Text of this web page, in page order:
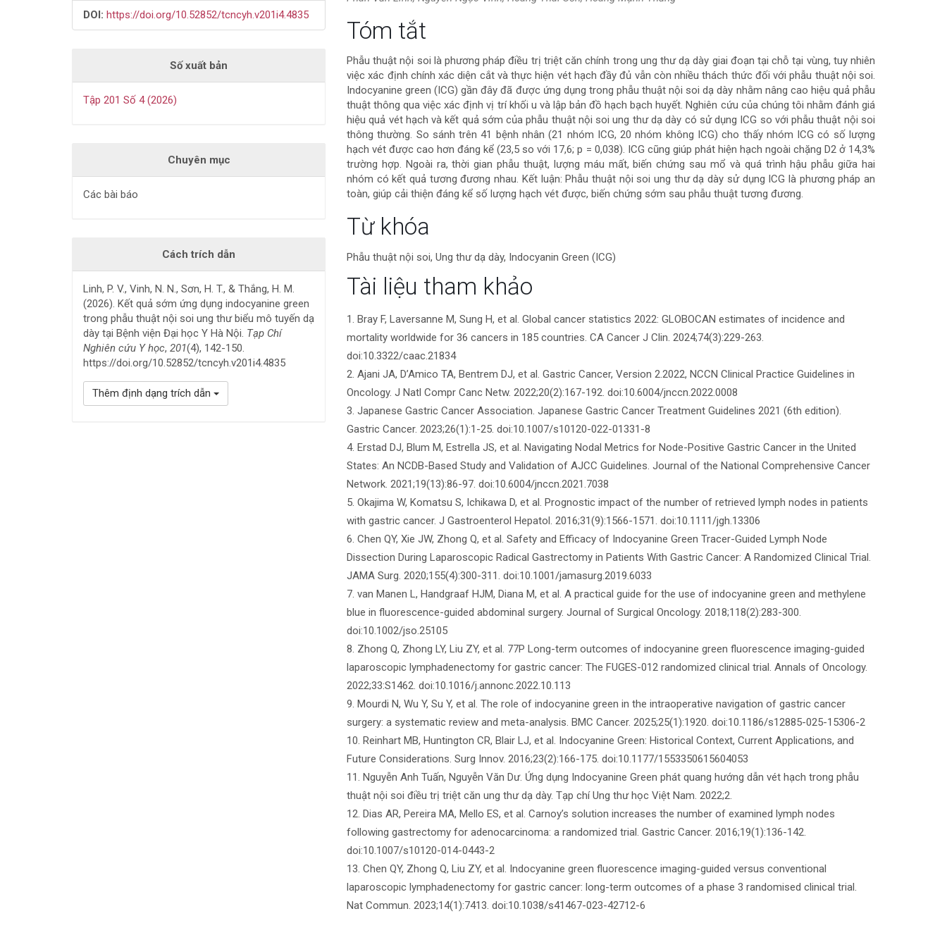
DOI: https://doi.org/10.52852/tcncyh.v201i4.4835
Số xuất bản
Tập 201 Số 4 (2026)
Chuyên mục
Các bài báo
Cách trích dẫn
Linh, P. V., Vinh, N. N., Sơn, H. T., & Thắng, H. M.
(2026). Kết quả sớm ứng dụng indocyanine green
trong phẫu thuật nội soi ung thư biểu mô tuyến dạ
dày tại Bệnh viện Đại học Y Hà Nội. Tạp Chí
Nghiên cứu Y học, 201(4), 142-150.
https://doi.org/10.52852/tcncyh.v201i4.4835
Thêm định dạng trích dẫn
Nội
dung
chính
của
bài
viết
Tóm tắt
Phẫu thuật nội soi là phương pháp điều trị triệt căn chính trong ung thư dạ dày giai đoạn tại chỗ tại vùng, tuy nhiên
việc xác định chính xác diện cắt và thực hiện vét hạch đầy đủ vẫn còn nhiều thách thức đối với phẫu thuật nội soi.
Indocyanine green (ICG) gần đây đã được ứng dụng trong phẫu thuật nội soi dạ dày nhằm nâng cao hiệu quả phẫu
thuật thông qua việc xác định vị trí khối u và lập bản đồ hạch bạch huyết. Nghiên cứu của chúng tôi nhằm đánh giá
hiệu quả vét hạch và kết quả sớm của phẫu thuật nội soi ung thư dạ dày có sử dụng ICG so với phẫu thuật nội soi
thông thường. So sánh trên 41 bệnh nhân (21 nhóm ICG, 20 nhóm không ICG) cho thấy nhóm ICG có số lượng
hạch vét được cao hơn đáng kể (23,5 so với 17,6; p = 0,038). ICG cũng giúp phát hiện hạch ngoài chặng D2 ở 14,3%
trường hợp. Ngoài ra, thời gian phẫu thuật, lượng máu mất, biến chứng sau mổ và quá trình hậu phẫu giữa hai
nhóm có kết quả tương đương nhau. Kết luận: Phẫu thuật nội soi ung thư dạ dày sử dụng ICG là phương pháp an
toàn, giúp cải thiện đáng kể số lượng hạch vét được, biến chứng sớm sau phẫu thuật tương đương.
Chi
tiết
bài
viết
Từ khóa
Phẫu thuật nội soi, Ung thư dạ dày, Indocyanin Green (ICG)
Tài liệu tham khảo
1. Bray F, Laversanne M, Sung H, et al. Global cancer statistics 2022: GLOBOCAN estimates of incidence and
mortality worldwide for 36 cancers in 185 countries. CA Cancer J Clin. 2024;74(3):229-263.
doi:10.3322/caac.21834
2. Ajani JA, D’Amico TA, Bentrem DJ, et al. Gastric Cancer, Version 2.2022, NCCN Clinical Practice Guidelines in
Oncology. J Natl Compr Canc Netw. 2022;20(2):167-192. doi:10.6004/jnccn.2022.0008
3. Japanese Gastric Cancer Association. Japanese Gastric Cancer Treatment Guidelines 2021 (6th edition).
Gastric Cancer. 2023;26(1):1-25. doi:10.1007/s10120-022-01331-8
4. Erstad DJ, Blum M, Estrella JS, et al. Navigating Nodal Metrics for Node-Positive Gastric Cancer in the United
States: An NCDB-Based Study and Validation of AJCC Guidelines. Journal of the National Comprehensive Cancer
Network. 2021;19(13):86-97. doi:10.6004/jnccn.2021.7038
5. Okajima W, Komatsu S, Ichikawa D, et al. Prognostic impact of the number of retrieved lymph nodes in patients
with gastric cancer. J Gastroenterol Hepatol. 2016;31(9):1566-1571. doi:10.1111/jgh.13306
6. Chen QY, Xie JW, Zhong Q, et al. Safety and Efficacy of Indocyanine Green Tracer-Guided Lymph Node
Dissection During Laparoscopic Radical Gastrectomy in Patients With Gastric Cancer: A Randomized Clinical Trial.
JAMA Surg. 2020;155(4):300-311. doi:10.1001/jamasurg.2019.6033
7. van Manen L, Handgraaf HJM, Diana M, et al. A practical guide for the use of indocyanine green and methylene
blue in fluorescence-guided abdominal surgery. Journal of Surgical Oncology. 2018;118(2):283-300.
doi:10.1002/jso.25105
8. Zhong Q, Zhong LY, Liu ZY, et al. 77P Long-term outcomes of indocyanine green fluorescence imaging-guided
laparoscopic lymphadenectomy for gastric cancer: The FUGES-012 randomized clinical trial. Annals of Oncology.
2022;33:S1462. doi:10.1016/j.annonc.2022.10.113
9. Mourdi N, Wu Y, Su Y, et al. The role of indocyanine green in the intraoperative navigation of gastric cancer
surgery: a systematic review and meta-analysis. BMC Cancer. 2025;25(1):1920. doi:10.1186/s12885-025-15306-2
10. Reinhart MB, Huntington CR, Blair LJ, et al. Indocyanine Green: Historical Context, Current Applications, and
Future Considerations. Surg Innov. 2016;23(2):166-175. doi:10.1177/1553350615604053
11. Nguyễn Anh Tuấn, Nguyễn Văn Dư. Ứng dụng Indocyanine Green phát quang hướng dẫn vét hạch trong phẫu
thuật nội soi điều trị triệt căn ung thư dạ dày. Tạp chí Ung thư học Việt Nam. 2022;2.
12. Dias AR, Pereira MA, Mello ES, et al. Carnoy’s solution increases the number of examined lymph nodes
following gastrectomy for adenocarcinoma: a randomized trial. Gastric Cancer. 2016;19(1):136-142.
doi:10.1007/s10120-014-0443-2
13. Chen QY, Zhong Q, Liu ZY, et al. Indocyanine green fluorescence imaging-guided versus conventional
laparoscopic lymphadenectomy for gastric cancer: long-term outcomes of a phase 3 randomised clinical trial.
Nat Commun. 2023;14(1):7413. doi:10.1038/s41467-023-42712-6